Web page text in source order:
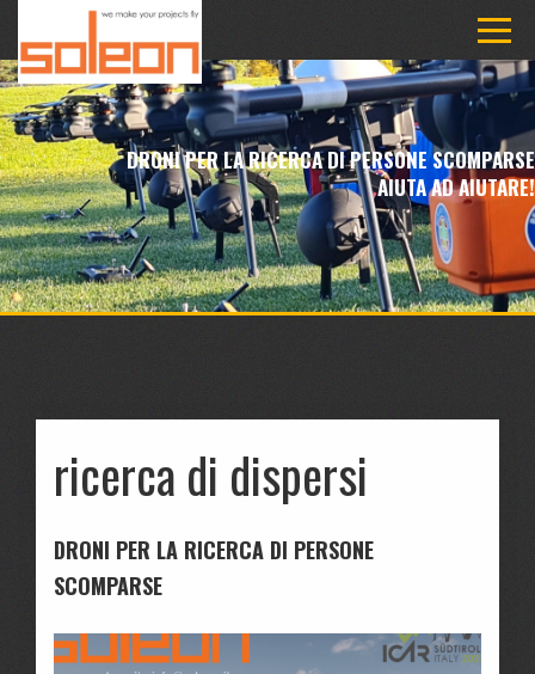
DRONI PER LA RICERCA DI PERSONE SCOMPARSE
AIUTA AD AIUTARE!
ricerca di dispersi
DRONI PER LA RICERCA DI PERSONE
SCOMPARSE